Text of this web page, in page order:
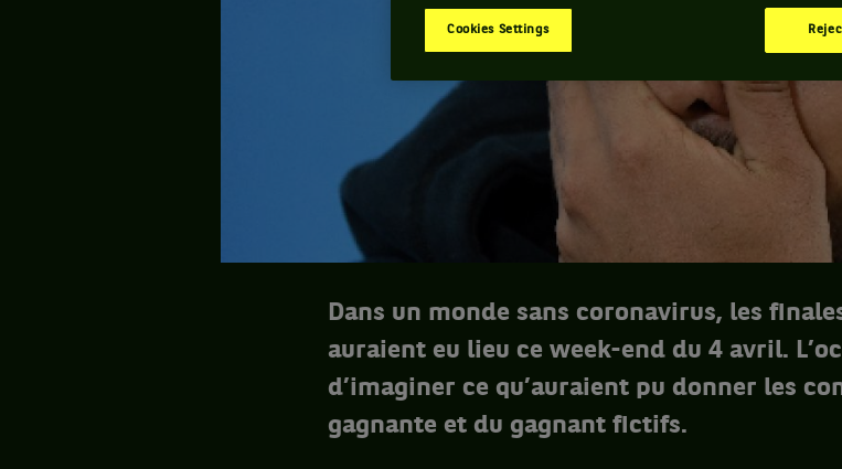
Dans un monde sans coronavirus, les
auraient eu lieu ce week-end du 4 avril.
d’imaginer ce qu’auraient pu donner les
gagnante et du gagnant fictifs.
Cookies Settings